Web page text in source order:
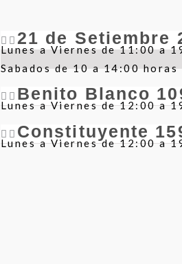
21 de Setiembre
Lunes a Viernes de 11:00 a
Sabados de 10 a 14:00 horas
Benito Blanco
Lunes a Viernes de 12:00 a
Constituyente
Lunes a Viernes de 12:00 a